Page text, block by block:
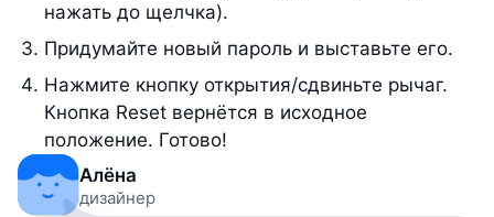
нажать до щелчка).
Придумайте новый пароль и выставьте его.
Нажмите кнопку открытия/сдвиньте рычаг.
Кнопка Reset вернётся в исходное
положение. Готово!
Алёна
дизайнер